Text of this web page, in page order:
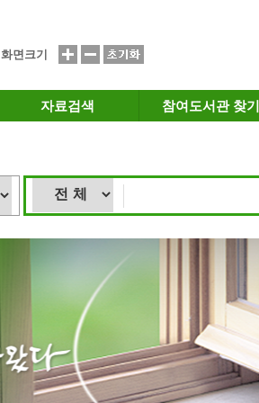
화면크기
자료검색 참여도서관 찾기